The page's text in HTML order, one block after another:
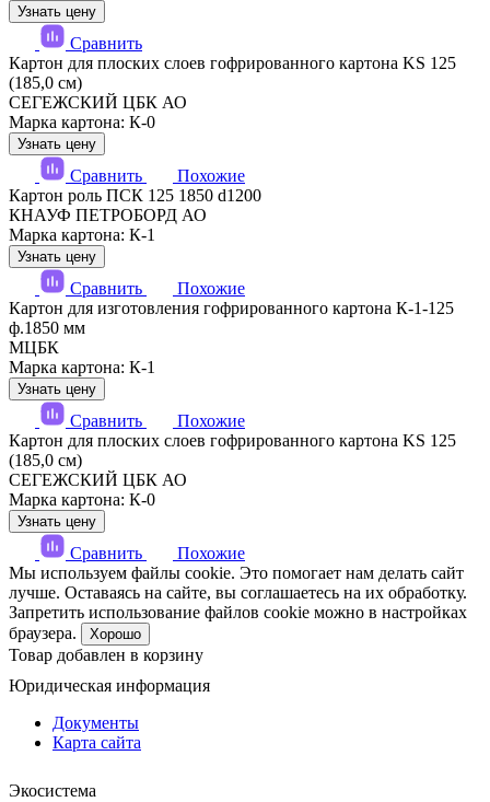
Узнать цену
Сравнить
Картон для плоских слоев гофрированного картона KS 125
(185,0 см)
СЕГЕЖСКИЙ ЦБК АО
Марка картона: К-0
Узнать цену
Сравнить
Похожие
Картон роль ПСК 125 1850 d1200
КНАУФ ПЕТРОБОРД АО
Марка картона: К-1
Узнать цену
Сравнить
Похожие
Картон для изготовления гофрированного картона К-1-125
ф.1850 мм
МЦБК
Марка картона: К-1
Узнать цену
Сравнить
Похожие
Картон для плоских слоев гофрированного картона KS 125
(185,0 см)
СЕГЕЖСКИЙ ЦБК АО
Марка картона: К-0
Узнать цену
Сравнить
Похожие
Мы используем файлы cookie. Это помогает нам делать сайт
лучше. Оставаясь на сайте, вы соглашаетесь на их обработку.
Запретить использование файлов cookie можно в настройках
браузера.
Хорошо
Товар добавлен в корзину
Юридическая информация
Документы
Карта сайта
Экосистема